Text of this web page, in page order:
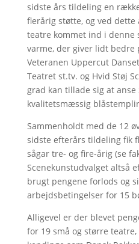
sidste års tildeling en
flerårig støtte, og ved
teatre kommet ind i denne
varme, der giver lidt
Veteranen Uppercut
Teatret st.tv. og Hvid Støj
grad kan tillade sig at anse
kvalitetsmæssig
Sammenholdt med de 12
sidste efterårs tildeling fik
sågar tre- og fire-årig (se
Scenekunstudvalget altså
brugt pengene forlods og
arbejdsbetingelser for 15
Alligevel er der blevet
for 19 små og større